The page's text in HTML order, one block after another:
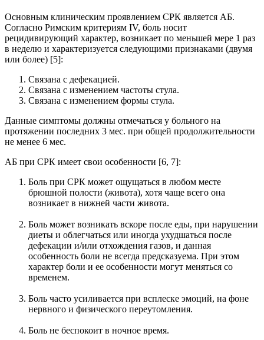
Основным клиническим проявлением СРК является АБ.
Согласно Римским критериям IV, боль носит
рецидивирующий характер, возникает по меньшей мере 1 раз
в неделю и характеризуется следующими признаками (двумя
или более) [5]:
Связана с дефекацией.
Связана с изменением частоты стула.
Связана с изменением формы стула.
Данные симптомы должны отмечаться у больного на
протяжении последних 3 мес. при общей продолжительности
не менее 6 мес.
АБ при СРК имеет свои особенности [6, 7]:
Боль при СРК может ощущаться в любом месте
брюшной полости (живота), хотя чаще всего она
возникает в нижней части живота.
Боль может возникать вскоре после еды, при нарушении
диеты и облегчаться или иногда ухудшаться после
дефекации и/или отхождения газов, и данная
особенность боли не всегда предсказуема. При этом
характер боли и ее особенности могут меняться со
временем.
Боль часто усиливается при всплеске эмоций, на фоне
нервного и физического переутомления.
Боль не беспокоит в ночное время.